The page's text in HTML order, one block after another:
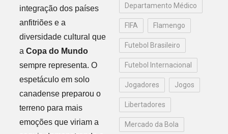
integração dos países
anfitriões e a
diversidade cultural que
a Copa do Mundo
sempre representa. O
espetáculo em solo
canadense preparou o
terreno para mais
emoções que viriam a
Departamento Médico
FIFA Flamengo
Futebol Brasileiro
Futebol Internacional
Jogadores Jogos
Libertadores
Mercado da Bola